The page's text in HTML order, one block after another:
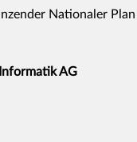
Nationaler Plan
AG